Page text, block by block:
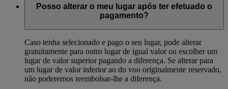
Posso alterar o meu lugar após ter efetuado o
pagamento?
Caso tenha selecionado e pago o seu lugar, pode alterar
gratuitamente para outro lugar de igual valor ou escolher um
lugar de valor superior pagando a diferença. Se alterar para
um lugar de valor inferior ao do voo originalmente reservado,
não poderemos reembolsar-lhe a diferença.